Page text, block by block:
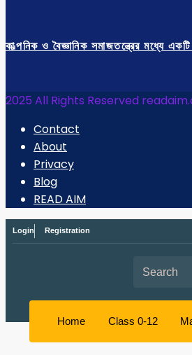
কাল্পনিক ও বৈজ্ঞানিক সমাজতন্ত্রের মধ্যে
2025 All Rights Reserved
Contact
About
Privacy
Blog
READ AIM
Login Registration
Home Class 0-12